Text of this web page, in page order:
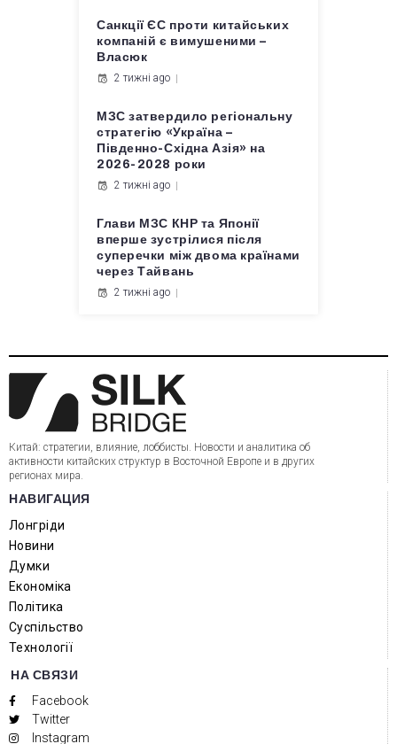
Санкції ЄС проти китайських
компаній є вимушеними –
Власюк
2 тижні ago
МЗС затвердило регіональну
стратегію «Україна –
Південно-Східна Азія» на
2026-2028 роки
2 тижні ago
Глави МЗС КНР та Японії
вперше зустрілися після
суперечки між двома країнами
через Тайвань
2 тижні ago
Китай: стратегии, влияние, лоббисты. Новости и аналитика об
активности китайских структур в Восточной Европе и в других
регионах мира.
НАВИГАЦИЯ
Лонгріди
Новини
Думки
Економіка
Політика
Суспільство
Технології
НА СВЯЗИ
Facebook
Twitter
Instagram